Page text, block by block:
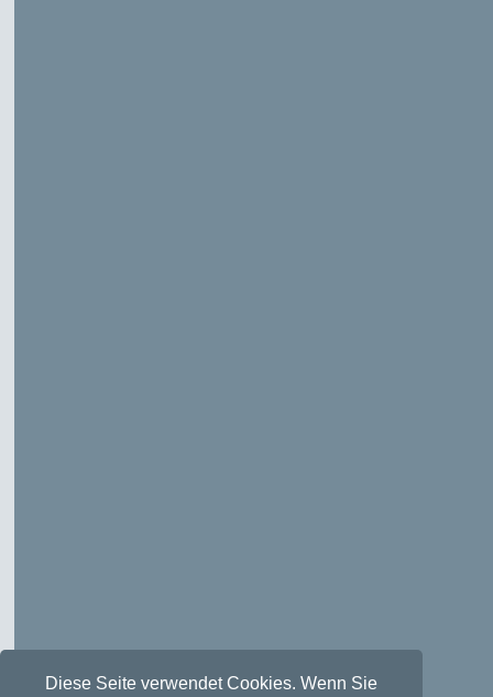
Diese Seite verwendet Cookies. Wenn Sie